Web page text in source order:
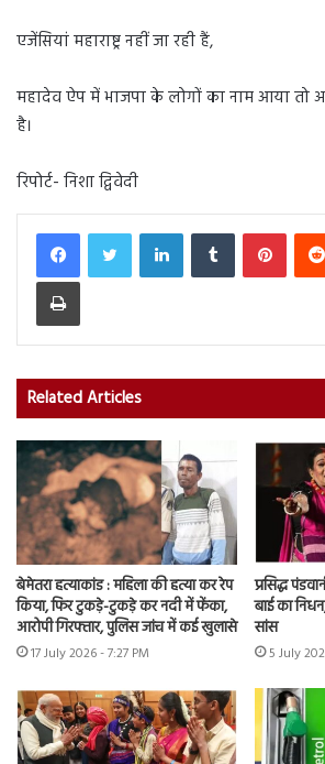
एजेंसियां महाराष्ट्र नहीं जा रही हैं,
महादेव ऐप में भाजपा के लोगों का नाम आया तो
है।
रिपोर्ट- निशा द्विवेदी
LinkedInTumblr
Print
Related Articles
बेमेतरा हत्याकांड : महिला की हत्या कर रेप
किया, फिर टुकड़े-टुकड़े कर नदी में फेंका,
आरोपी गिरफ्तार, पुलिस जांच में कई खुलासे
17 July 2026 - 7:27 PM
प्रसिद्ध
बाई का
सांस
5 July